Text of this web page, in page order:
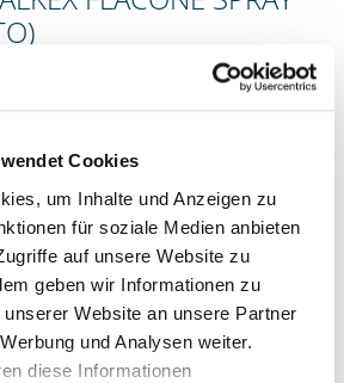
Cookies
um Inhalte und Anzeigen zu
für soziale Medien anbieten
auf unsere Website zu
geben wir Informationen zu
Website an unsere Partner
und Analysen weiter.
diese Informationen
il calcare
al 100% da acido citrico puro di
un vero e proprio rimedio miracoloso
e rimuove delicatamente i depositi di
per bagni, rubinetteria, lavatrici,
ancora.
Spese di spedizione